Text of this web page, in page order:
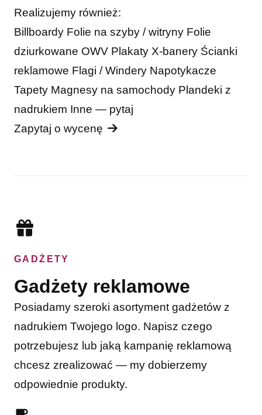
Realizujemy również:
Billboardy Folie na szyby / witryny Folie
dziurkowane OWV Plakaty X-banery Ścianki
reklamowe Flagi / Windery Napotykacze
Tapety Magnesy na samochody Plandeki z
nadrukiem Inne — pytaj
Zapytaj o wycenę
GADŻETY
Gadżety reklamowe
Posiadamy szeroki asortyment gadżetów z
nadrukiem Twojego logo. Napisz czego
potrzebujesz lub jaką kampanię reklamową
chcesz zrealizować — my dobierzemy
odpowiednie produkty.